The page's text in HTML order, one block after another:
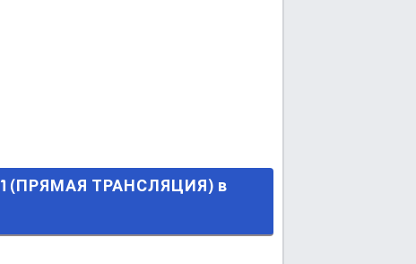
в 21:45 МСК.
(ПРЯМАЯ ТРАНСЛЯЦИЯ) в